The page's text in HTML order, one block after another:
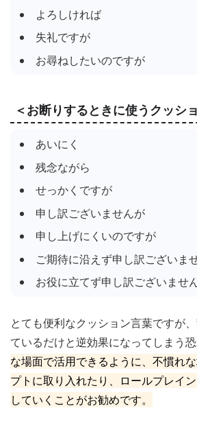
よろしければ
失礼ですが
お尋ねしたいのですが
＜お断りするときに使うクッシ
あいにく
残念ながら
せっかくですが
申し訳ございませんが
申し上げにくいのですが
ご期待に沿えず申し訳ございま
お役に立てず申し訳ございませ
とても便利なクッション言葉ですが
ているだけと逆効果になってしまう恐
な場面で活用できるように、不慣れ
プトに取り入れたり、ロールプレイ
していくことがお勧めです。